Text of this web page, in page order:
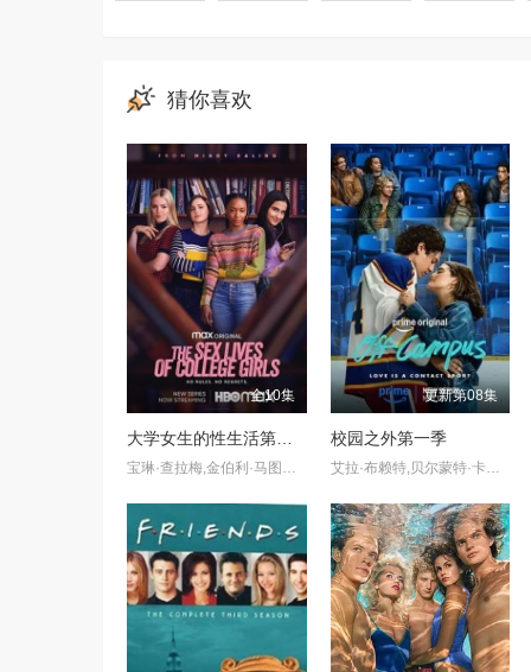
猜你喜欢
全10集
大学女生的性生活第一季
宝琳·查拉梅,金伯利·马图拉,米多莉·弗朗西斯,劳伦·斯宾瑟,史蒂芬·瓜里诺,卡维·拉德尼尔,马特·马洛伊,嘉文·莱特伍德,肯尼迪·利·斯洛克姆,马修·戈尔德,莱西·哈特塞尔,罗布·许贝尔,莱克斯·金,佩吉·陆,雪莉·谢波德,妮可·沙利文,吉利安·阿美娜特
更新第08集
校园之外第一季
艾拉·布赖特,贝尔蒙特·卡梅利,史蒂夫·豪威,杰伦·托马斯·